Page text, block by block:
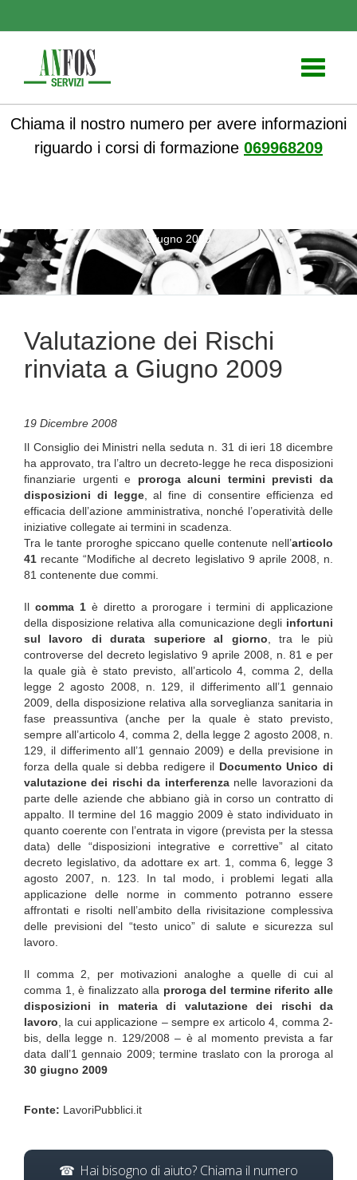
Toggle
Chiama il nostro numero per avere informazioni
riguardo i corsi di formazione 069968209
Giugno 2009
Valutazione dei Rischi
rinviata a Giugno 2009
19 Dicembre 2008
Il Consiglio dei Ministri nella seduta n. 31 di ieri 18 dicembre
ha approvato, tra l’altro un decreto-legge he reca disposizioni
finanziarie urgenti e proroga alcuni termini previsti da
disposizioni di legge, al fine di consentire efficienza ed
efficacia dell’azione amministrativa, nonché l’operatività delle
iniziative collegate ai termini in scadenza.
Tra le tante proroghe spiccano quelle contenute nell’articolo
41 recante “Modifiche al decreto legislativo 9 aprile 2008, n.
81 contenente due commi.
Il comma 1è diretto a prorogare i termini di applicazione
della disposizione relativa alla comunicazione degli infortuni
sul lavoro di durata superiore al giorno , tra le più
controverse del decreto legislativo 9 aprile 2008, n. 81 e per
la quale già è stato previsto, all’articolo 4, comma 2, della
legge 2 agosto 2008, n. 129, il differimento all’1 gennaio
2009, della disposizione relativa alla sorveglianza sanitaria in
fase preassuntiva (anche per la quale è stato previsto,
sempre all’articolo 4, comma 2, della legge 2 agosto 2008, n.
129, il differimento all’1 gennaio 2009) e della previsione in
forza della quale si debba redigere il Documento Unico di
valutazione dei rischi da interferenzanelle lavorazioni da
parte delle aziende che abbiano già in corso un contratto di
appalto. Il termine del 16 maggio 2009 è stato individuato in
quanto coerente con l’entrata in vigore (prevista per la stessa
data) delle “disposizioni integrative e correttive” al citato
decreto legislativo, da adottare ex art. 1, comma 6, legge 3
agosto 2007, n. 123. In tal modo, i problemi legati alla
applicazione delle norme in commento potranno essere
affrontati e risolti nell’ambito della rivisitazione complessiva
delle previsioni del “testo unico” di salute e sicurezza sul
lavoro.
Il comma 2, per motivazioni analoghe a quelle di cui al
comma 1, è finalizzato alla proroga del termine riferito alle
disposizioni in materia di valutazione dei rischi da
lavoro , la cui applicazione – sempre ex articolo 4, comma 2-
bis, della legge n. 129/2008 – è al momento prevista a far
data dall’1 gennaio 2009; termine traslato con la proroga al
30 giugno 2009
Fonte: LavoriPubblici.it
Hai bisogno di aiuto? Chiama il numero